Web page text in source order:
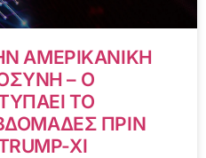
ΑΜΕΡΙΚΑΝΙΚΗ
– Ο
ΤΟ
ΠΡΙΝ
XI